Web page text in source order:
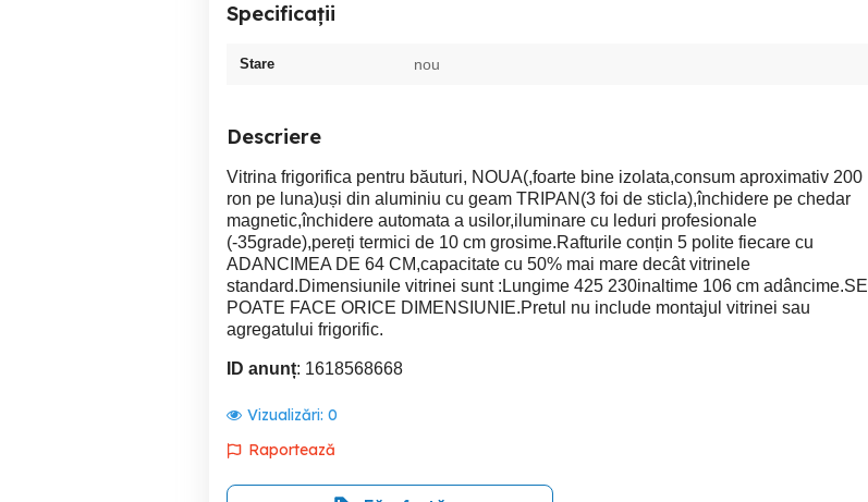
Specificații
Stare nou
Descriere
Vitrina frigorifica pentru băuturi, NOUA(,foarte bine izolata,consum aproximativ 200
ron pe luna)uși din aluminiu cu geam TRIPAN(3 foi de sticla),închidere pe chedar
magnetic,închidere automata a usilor,iluminare cu leduri profesionale
(-35grade),pereți termici de 10 cm grosime.Rafturile conțin 5 polite fiecare cu
ADANCIMEA DE 64 CM,capacitate cu 50% mai mare decât vitrinele
standard.Dimensiunile vitrinei sunt :Lungime 425 230inaltime 106 cm adâncime.SE
POATE FACE ORICE DIMENSIUNIE.Pretul nu include montajul vitrinei sau
agregatului frigorific.
ID anunț: 1618568668
Vizualizări: 0
Raportează